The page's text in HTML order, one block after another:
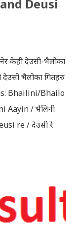
Deusi
केही देउसी-भैलोका
भैलोका गितहरु
Bhailini/Bhailo
Aayin / भैलिनी
re / देउसी रे
नोट: यी अपलोड
प्रयोग नगर्न आग्रह
एकै ठाउँमा